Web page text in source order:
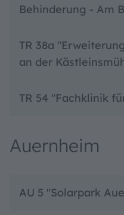
Behinderung - Am
TR 38a
an der
TR 54 "Fachklinik
Auernheim
AU 5 "Solarpark